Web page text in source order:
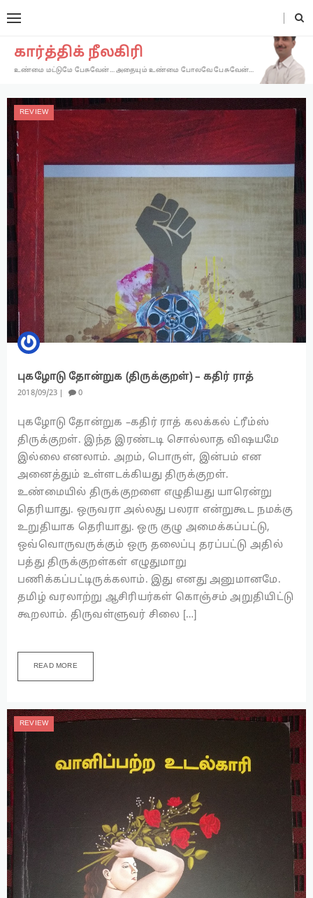
கார்த்திக் நீலகிரி
உண்மை மட்டுமே பேசுவேன்… அதையும் உண்மை போலவே பேசுவேன்…
REVIEW
புகழோடு தோன்றுக (திருக்குறள்) – கதிர் ராத்
2018 09 23 0
புகழோடு தோன்றுக –கதிர் ராத் கலக்கல் ட்ரீம்ஸ்
திருக்குறள். இந்த இரண்டடி சொல்லாத விஷயமே
இல்லை எனலாம். அறம், பொருள், இன்பம் என
அனைத்தும் உள்ளடக்கியது திருக்குறள்.
உண்மையில் திருக்குறளை எழுதியது யாரென்று
தெரியாது. ஒருவரா அல்லது பலரா என்றுகூட நமக்கு
உறுதியாக தெரியாது. ஒரு குழு அமைக்கப்பட்டு,
ஒவ்வொருவருக்கும் ஒரு தலைப்பு தரப்பட்டு அதில்
பத்து திருக்குறள்கள் எழுதுமாறு
பணிக்கப்பட்டிருக்கலாம். இது எனது அனுமானமே.
தமிழ் வரலாற்று ஆசிரியர்கள் கொஞ்சம் அறுதியிட்டு
கூறலாம். திருவள்ளுவர் சிலை […]
READ MORE
REVIEW